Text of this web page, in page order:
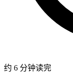
约 6 分钟读完